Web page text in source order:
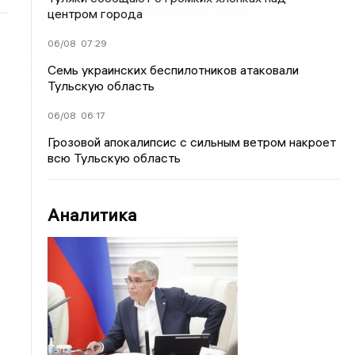
центром города
06/08 07:29
Семь украинских беспилотников атаковали
Тульскую область
06/08 06:17
Грозовой апокалипсис с сильным ветром накроет
всю Тульскую область
Аналитика